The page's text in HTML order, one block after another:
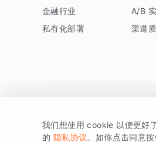
金融行业
私有化部署
A/B
渠道
版权所有 © 北京易数科技有
我们想使用 cookie 以便更好
的 隐私协议。如你点击同意